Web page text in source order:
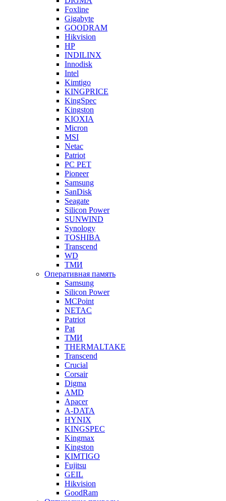
Foxline
Gigabyte
GOODRAM
Hikvision
HP
INDILINX
Innodisk
Intel
Kimtigo
KINGPRICE
KingSpec
Kingston
KIOXIA
Micron
MSI
Netac
Patriot
PC PET
Pioneer
Samsung
SanDisk
Seagate
Silicon Power
SUNWIND
Synology
TOSHIBA
Transcend
WD
ТМИ
Оперативная память
Samsung
Silicon Power
MCPoint
NETAC
Patriot
Pat
ТМИ
THERMALTAKE
Transcend
Crucial
Corsair
Digma
AMD
Apacer
A-DATA
HYNIX
KINGSPEC
Kingmax
Kingston
KIMTIGO
Fujitsu
GEIL
Hikvision
GoodRam